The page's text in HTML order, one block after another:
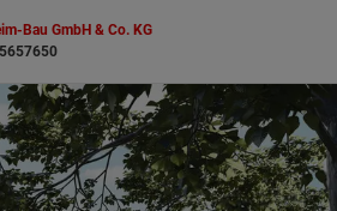
Bau GmbH & Co. KG
Sie suchen?